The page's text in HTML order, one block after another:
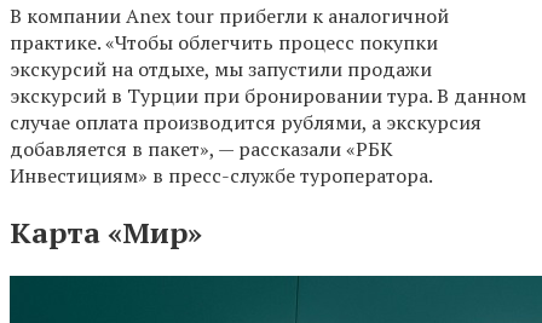
В компании Anex tour прибегли к аналогичной
практике. «Чтобы облегчить процесс покупки
экскурсий на отдыхе, мы запустили продажи
экскурсий в Турции при бронировании тура. В данном
случае оплата производится рублями, а экскурсия
добавляется в пакет», — рассказали «РБК
Инвестициям» в пресс-службе туроператора.
Карта «Мир»